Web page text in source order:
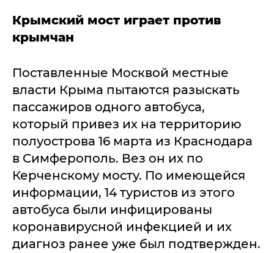
Крымский мост играет против
крымчан
Поставленные Москвой местные
власти Крыма пытаются разыскать
пассажиров одного автобуса,
который привез их на территорию
полуострова 16 марта из Краснодара
в Симферополь. Вез он их по
Керченскому мосту. По имеющейся
информации, 14 туристов из этого
автобуса были инфицированы
коронавирусной инфекцией и их
диагноз ранее уже был подтвержден.